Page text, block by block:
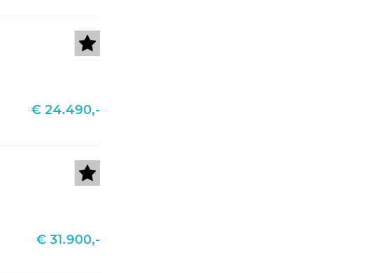
€ 24.490,-
€ 31.900,-